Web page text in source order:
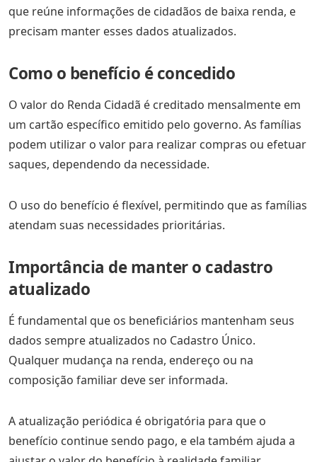
que reúne informações de cidadãos de baixa renda, e
precisam manter esses dados atualizados.
Como o benefício é concedido
O valor do Renda Cidadã é creditado mensalmente em
um cartão específico emitido pelo governo. As famílias
podem utilizar o valor para realizar compras ou efetuar
saques, dependendo da necessidade.
O uso do benefício é flexível, permitindo que as famílias
atendam suas necessidades prioritárias.
Importância de manter o cadastro
atualizado
É fundamental que os beneficiários mantenham seus
dados sempre atualizados no Cadastro Único.
Qualquer mudança na renda, endereço ou na
composição familiar deve ser informada.
A atualização periódica é obrigatória para que o
benefício continue sendo pago, e ela também ajuda a